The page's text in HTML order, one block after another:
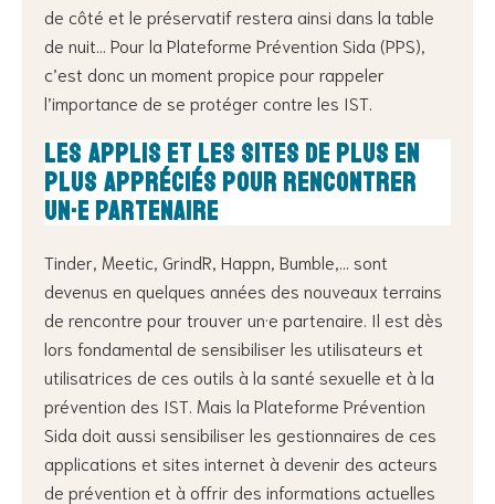
de côté et le préservatif restera ainsi dans la table
de nuit… Pour la Plateforme Prévention Sida (PPS),
c’est donc un moment propice pour rappeler
l’importance de se protéger contre les IST.
Les applis et les sites de plus en
plus appréciés pour rencontrer
un·e partenaire
Tinder, Meetic, GrindR, Happn, Bumble,… sont
devenus en quelques années des nouveaux terrains
de rencontre pour trouver un·e partenaire. Il est dès
lors fondamental de sensibiliser les utilisateurs et
utilisatrices de ces outils à la santé sexuelle et à la
prévention des IST. Mais la Plateforme Prévention
Sida doit aussi sensibiliser les gestionnaires de ces
applications et sites internet à devenir des acteurs
de prévention et à offrir des informations actuelles